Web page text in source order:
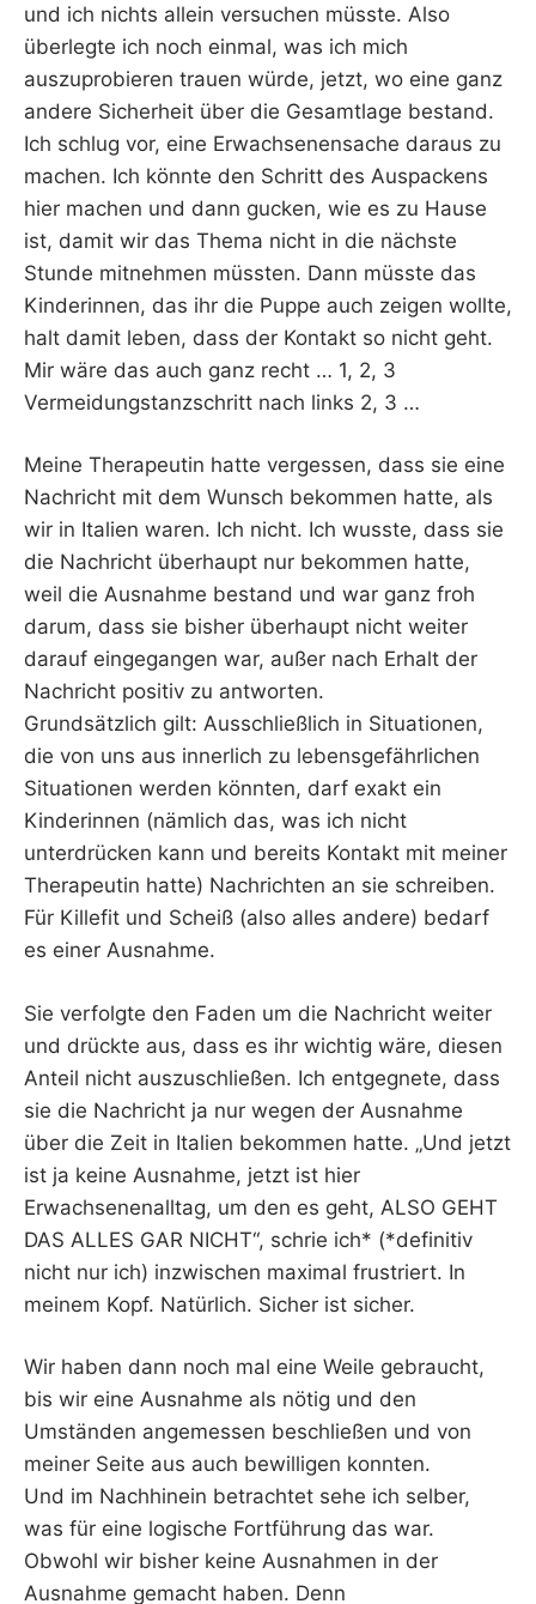
und ich nichts allein versuchen müsste. Also
überlegte ich noch einmal, was ich mich
auszuprobieren trauen würde, jetzt, wo eine ganz
andere Sicherheit über die Gesamtlage bestand.
Ich schlug vor, eine Erwachsenensache daraus zu
machen. Ich könnte den Schritt des Auspackens
hier machen und dann gucken, wie es zu Hause
ist, damit wir das Thema nicht in die nächste
Stunde mitnehmen müssten. Dann müsste das
Kinderinnen, das ihr die Puppe auch zeigen wollte,
halt damit leben, dass der Kontakt so nicht geht.
Mir wäre das auch ganz recht … 1, 2, 3
Vermeidungstanzschritt nach links 2, 3 …
Meine Therapeutin hatte vergessen, dass sie eine
Nachricht mit dem Wunsch bekommen hatte, als
wir in Italien waren. Ich nicht. Ich wusste, dass sie
die Nachricht überhaupt nur bekommen hatte,
weil die Ausnahme bestand und war ganz froh
darum, dass sie bisher überhaupt nicht weiter
darauf eingegangen war, außer nach Erhalt der
Nachricht positiv zu antworten.
Grundsätzlich gilt: Ausschließlich in Situationen,
die von uns aus innerlich zu lebensgefährlichen
Situationen werden könnten, darf exakt ein
Kinderinnen (nämlich das, was ich nicht
unterdrücken kann und bereits Kontakt mit meiner
Therapeutin hatte) Nachrichten an sie schreiben.
Für Killefit und Scheiß (also alles andere) bedarf
es einer Ausnahme.
Sie verfolgte den Faden um die Nachricht weiter
und drückte aus, dass es ihr wichtig wäre, diesen
Anteil nicht auszuschließen. Ich entgegnete, dass
sie die Nachricht ja nur wegen der Ausnahme
über die Zeit in Italien bekommen hatte. „Und jetzt
ist ja keine Ausnahme, jetzt ist hier
Erwachsenenalltag, um den es geht, ALSO GEHT
DAS ALLES GAR NICHT“, schrie ich* (*definitiv
nicht nur ich) inzwischen maximal frustriert. In
meinem Kopf. Natürlich. Sicher ist sicher.
Wir haben dann noch mal eine Weile gebraucht,
bis wir eine Ausnahme als nötig und den
Umständen angemessen beschließen und von
meiner Seite aus auch bewilligen konnten.
Und im Nachhinein betrachtet sehe ich selber,
was für eine logische Fortführung das war.
Obwohl wir bisher keine Ausnahmen in der
Ausnahme gemacht haben. Denn